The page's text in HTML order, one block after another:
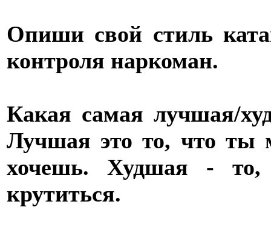
Опиши свой стиль
контроля наркоман.
Какая самая лучшая/
Лучшая это то, что ты
хочешь. Худшая - то,
крутиться.